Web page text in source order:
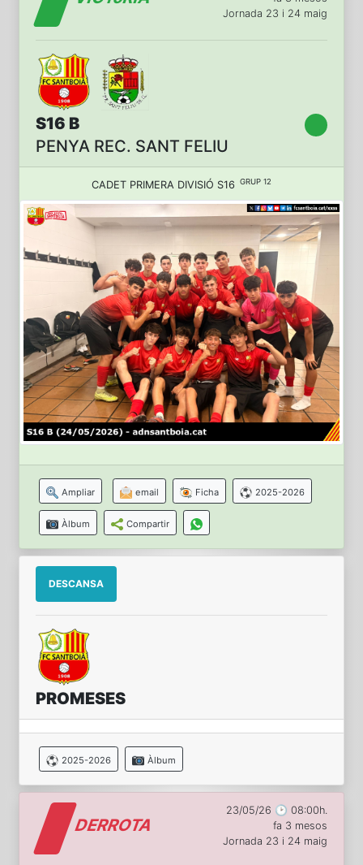
Jornada 23 i 24 maig
S16 B
PENYA REC. SANT FELIU
CADET PRIMERA DIVISIÓ S16 GRUP 12
Ampliar email Ficha 2025-2026
Àlbum Compartir
DESCANSA
PROMESES
2025-2026 Àlbum
DERROTA
23/05/26 🕑 08:00h.
fa 3 mesos
Jornada 23 i 24 maig